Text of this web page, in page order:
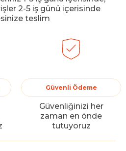
2-5 iş günü içerisinde
teslim
Güvenli Ödeme
Güvenliğinizi her
zaman en önde
tutuyoruz